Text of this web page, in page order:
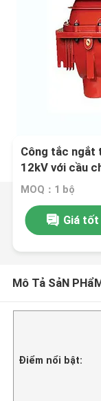
Công tắc ngắt
12kV với cầu
MOQ：1 bộ
Giá
Mô Tả SảN
Điểm nổi bật: